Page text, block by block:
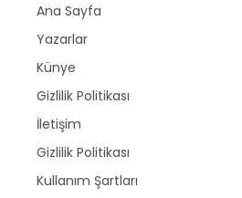
Ana Sayfa
Yazarlar
Künye
Gizlilik Politikası
İletişim
Gizlilik Politikası
Kullanım Şartları